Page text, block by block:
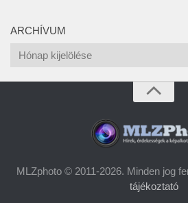
ARCHÍVUM
Archívum
MLZphoto © 2011-2026. Minden jog
tájékoztató